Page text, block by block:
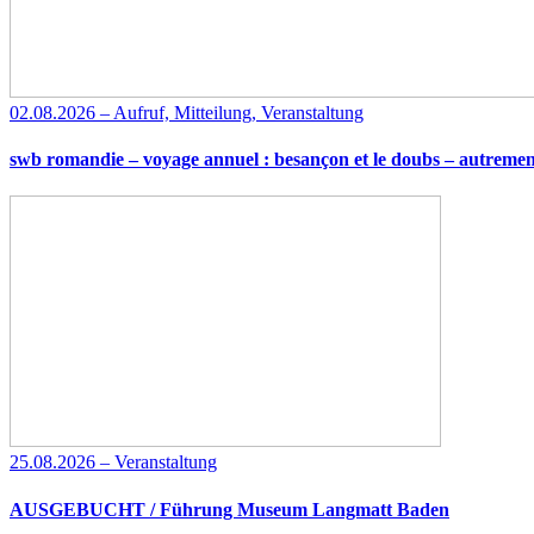
02.08.2026 – Aufruf, Mitteilung, Veranstaltung
swb romandie – voyage annuel : besançon et le doubs –
25.08.2026 – Veranstaltung
AUSGEBUCHT / Führung Museum Langmatt Baden